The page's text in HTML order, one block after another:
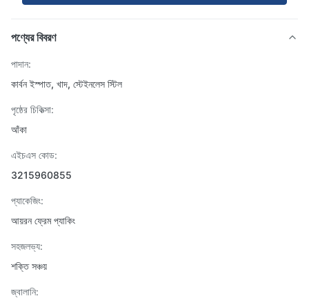
পণ্যের বিবরণ
পাদান:
কার্বন ইস্পাত, খাদ, স্টেইনলেস স্টিল
পৃষ্ঠের চিকিত্সা:
আঁকা
এইচএস কোড:
3215960855
প্যাকেজিং:
আয়রন ফ্রেম প্যাকিং
সহজলভ্য:
শক্তি সঞ্চয়
জ্বালানি: